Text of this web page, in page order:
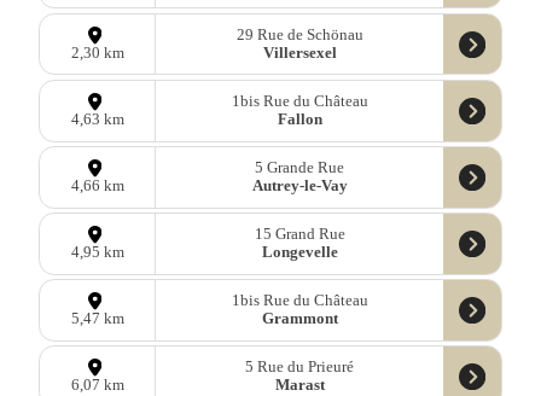
2,30 km
29 Rue de Schönau
Villersexel
4,63 km
1bis Rue du Château
Fallon
4,66 km
5 Grande Rue
Autrey-le-Vay
4,95 km
15 Grand Rue
Longevelle
5,47 km
1bis Rue du Château
Grammont
6,07 km
5 Rue du Prieuré
Marast